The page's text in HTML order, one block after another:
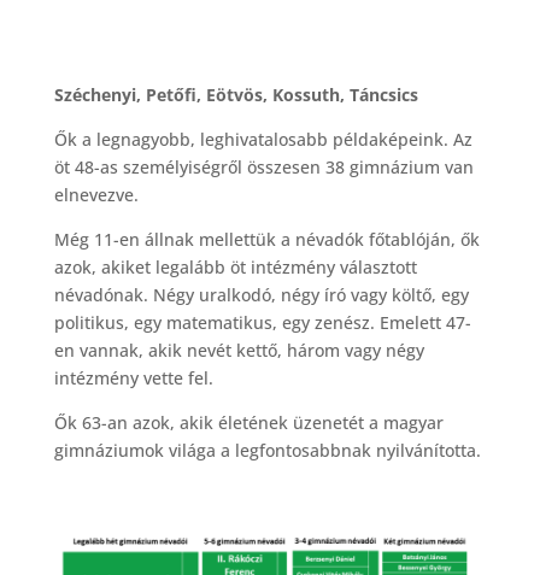
Széchenyi, Petőfi, Eötvös, Kossuth, Táncsics
Ők a legnagyobb, leghivatalosabb példaképeink. Az
öt 48-as személyiségről összesen 38 gimnázium van
elnevezve.
Még 11-en állnak mellettük a névadók főtablóján, ők
azok, akiket legalább öt intézmény választott
névadónak. Négy uralkodó, négy író vagy költő, egy
politikus, egy matematikus, egy zenész. Emelett 47-
en vannak, akik nevét kettő, három vagy négy
intézmény vette fel.
Ők 63-an azok, akik életének üzenetét a magyar
gimnáziumok világa a legfontosabbnak nyilvánította.